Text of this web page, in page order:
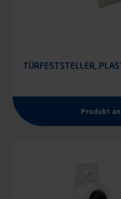
TÜRFESTSTELLER,
Produkt